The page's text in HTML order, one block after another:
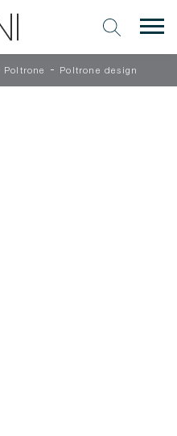
Poltrone - Poltrone design